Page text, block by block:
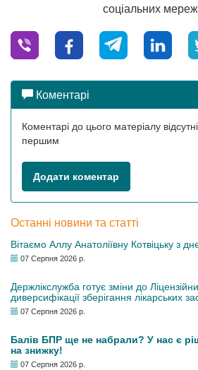
соціальних
Коментарі
Коментарі до цього матеріалу
першим
Додати коментар
Останні новини та статті
Вітаємо Аллу Анатоліївну Котвіцьку з
07 Серпня 2026 р.
Держлікслужба готує зміни до
диверсифікації зберігання лікарських
07 Серпня 2026 р.
Балів БПР ще не набрали? У нас є
на знижку!
07 Серпня 2026 р.